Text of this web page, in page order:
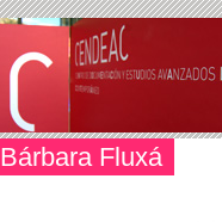
Bárbara Fluxá